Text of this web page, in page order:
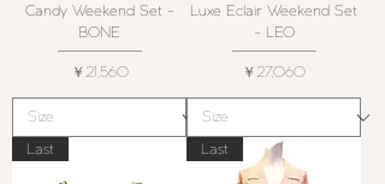
Candy Weekend Set -
BONE
価格
￥21,560
Luxe Eclair Weekend Set
- LEO
価格
￥27,060
Last Last